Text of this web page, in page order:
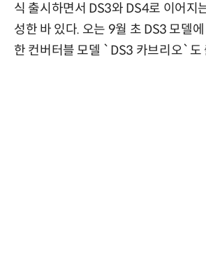
식 출시하면서 DS3와 DS4로 이어지
성한 바 있다. 오는 9월 초 DS3 모델
한 컨버터블 모델 `DS3 카브리오`도